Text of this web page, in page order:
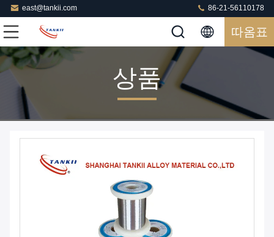
east@tankii.com 86-21-56110178
따옴표
상품